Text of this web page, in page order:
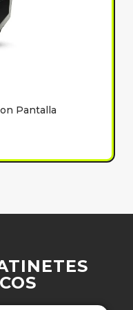
Pantalla